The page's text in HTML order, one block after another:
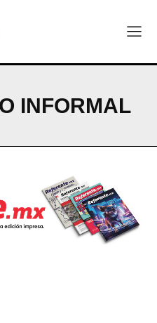
INFORMAL